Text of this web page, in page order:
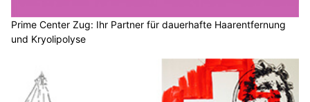
Prime Center Zug: Ihr Partner für dauerhafte Haarentfernung
und Kryolipolyse